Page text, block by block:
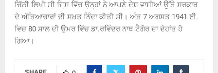
ਚਿੱਠੀ ਲਿਖੀ ਸੀ ਜਿਸ ਵਿੱਚ ਉਨ੍ਹਾਂ ਨੇ ਆਪਣੇ ਦੇਸ਼ ਵਾਸੀਆਂ ਉੱਤੇ ਸਰਕਾਰ
ਦੇ ਅੱਤਿਆਚਾਰਾਂ ਦੀ ਸਖ਼ਤ ਨਿੰਦਾ ਕੀਤੀ ਸੀ। ਅੰਤ 7 ਅਗਸਤ 1941 ਈ.
ਵਿਚ 80 ਸਾਲ ਦੀ ਉਮਰ ਵਿੱਚ ਡਾ.ਰਵਿੰਦਰ ਨਾਥ ਟੈਗੋਰ ਦਾ ਦੇਹਾਂਤ ਹੋ
ਗਿਆ।